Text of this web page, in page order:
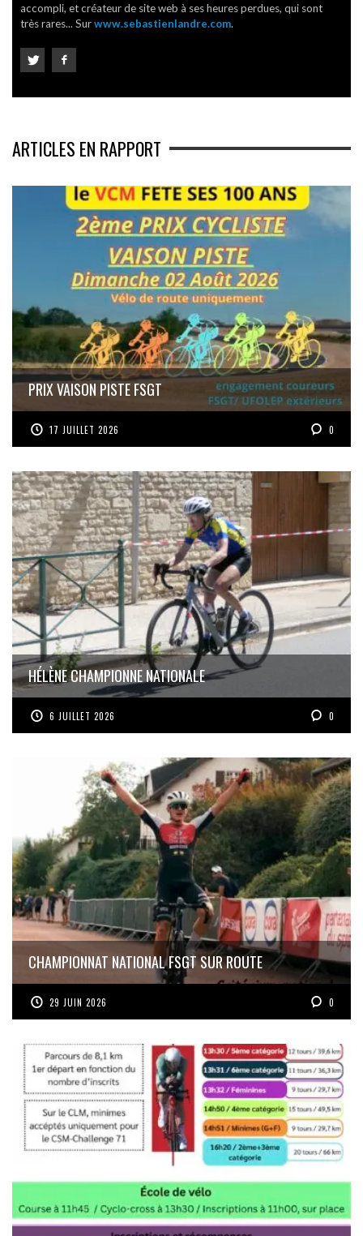
accompli, et créateur de site web à ses heures perdues, qui sont
très rares... Surwww.sebastienlandre.com.
ARTICLES EN RAPPORT
PRIX VAISON PISTE FSGT
17 JUILLET 2026 0
HÉLÈNE CHAMPIONNE NATIONALE
6 JUILLET 2026 0
CHAMPIONNAT NATIONAL FSGT SUR ROUTE
29 JUIN 2026 0